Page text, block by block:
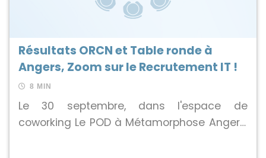
Résultats ORCN et Table ronde à
Angers, Zoom sur le Recrutement IT !
8 MIN
Le 30 septembre, dans l'espace de
coworking Le POD à Métamorphose Angers,